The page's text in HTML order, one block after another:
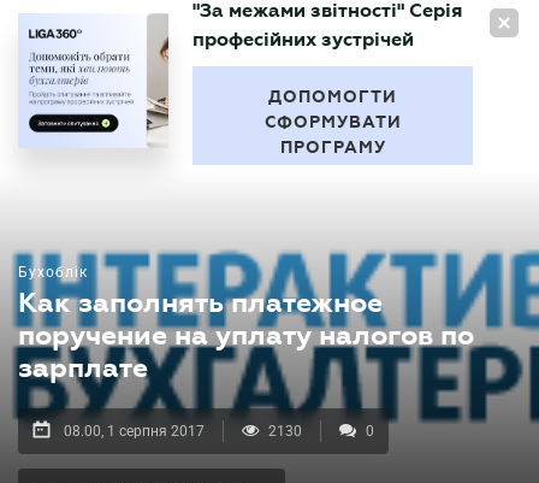
БУХГАЛТЕР
"За межами звітності" Серія
професійних зустрічей
ДОПОМОГТИ
СФОРМУВАТИ
ПРОГРАМУ
Бухоблік
Как заполнять платежное
поручение на уплату налогов по
зарплате
08.00, 1 серпня 2017 2130 0